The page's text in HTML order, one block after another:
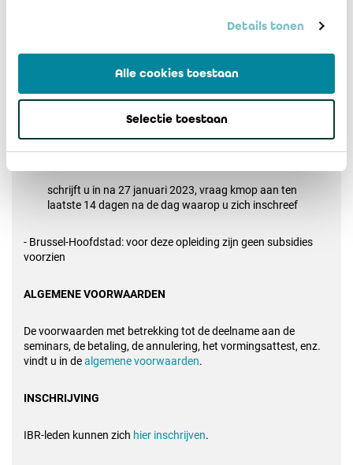
Details tonen
Alle cookies toestaan
Selectie toestaan
DV.O241925
schrijft u in voor 27 januari 2023, vraag kmop aan ten
laatste op 10 februari 2023
schrijft u in na 27 januari 2023, vraag kmop aan ten
laatste 14 dagen na de dag waarop u zich inschreef
- Brussel-Hoofdstad: voor deze opleiding zijn geen subsidies
voorzien
ALGEMENE VOORWAARDEN
De voorwaarden met betrekking tot de deelname aan de
seminars, de betaling, de annulering, het vormingsattest, enz.
vindt u in dealgemene voorwaarden.
INSCHRIJVING
IBR-leden kunnen zich hier inschrijven.